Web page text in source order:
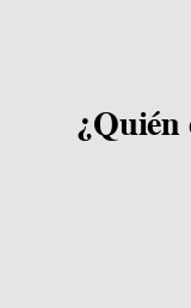
¿Quién